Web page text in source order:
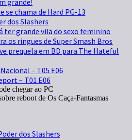
grande!
se chama de Hard PG-13
dos Slashers
ter grande vilã do sexo feminino
os ringues de Super Smash Bros
prequela em BD para The Hateful
– T05 E06
– T01 E06
chegar ao PC
reboot de Os Caça-Fantasmas
dos Slashers